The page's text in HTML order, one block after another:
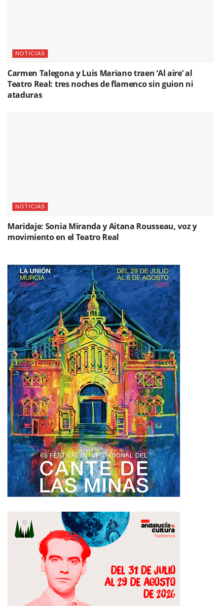
NOTICIAS
Carmen Talegona y Luis Mariano traen ‘Al aire’ al
Teatro Real: tres noches de flamenco sin guion ni
ataduras
NOTICIAS
Maridaje: Sonia Miranda y Aitana Rousseau, voz y
movimiento en el Teatro Real